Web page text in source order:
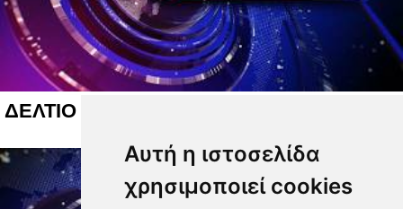
Αυτή η ιστοσελίδα
χρησιμοποιεί cookies
ΔΕΛΤΙΟ ΕΙΔΗΣΕΩΝ 05 08 2026